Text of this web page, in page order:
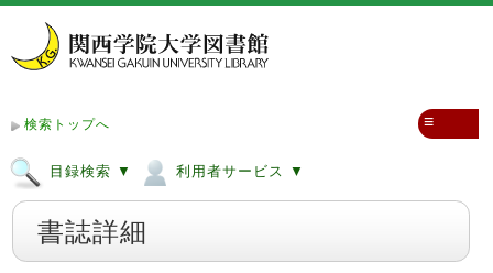
検索トップへ
目録検索 ▼ 利用者サービス ▼
≡
書誌詳細